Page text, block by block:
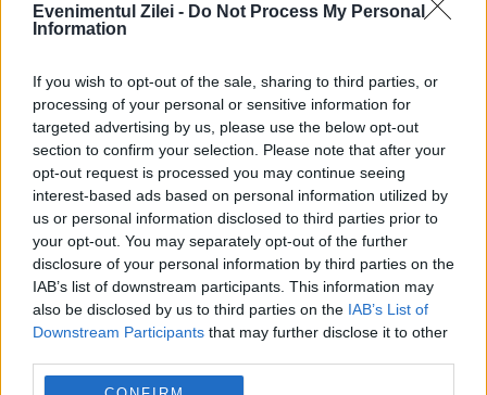
Evenimentul Zilei - Do Not Process My Personal
Information
If you wish to opt-out of the sale, sharing to third parties, or
processing of your personal or sensitive information for
targeted advertising by us, please use the below opt-out
section to confirm your selection. Please note that after your
opt-out request is processed you may continue seeing
interest-based ads based on personal information utilized by
us or personal information disclosed to third parties prior to
your opt-out. You may separately opt-out of the further
disclosure of your personal information by third parties on the
IAB’s list of downstream participants. This information may
also be disclosed by us to third parties on the IAB’s List of
Downstream Participants that may further disclose it to other
Mirel Rădoi este cu bagajele făcute și va pleca
din Turcia. Antrenorul s-ar fi certat cu
conducerea